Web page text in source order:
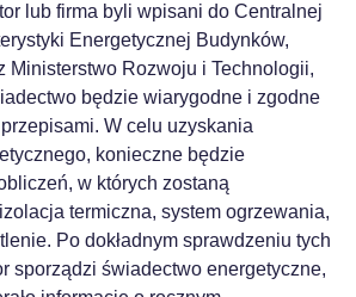
lub firma byli wpisani do Centralnej
Energetycznej Budynków,
Ministerstwo Rozwoju i Technologii,
będzie wiarygodne i zgodne
W celu uzyskania
konieczne będzie
w których zostaną
termiczna, system ogrzewania,
Po dokładnym sprawdzeniu tych
sporządzi świadectwo energetyczne,